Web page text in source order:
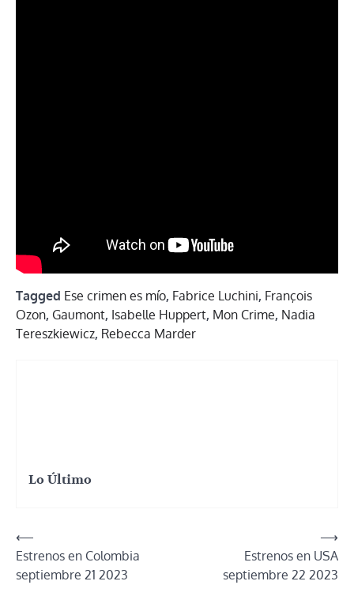
Tagged Ese crimen es mío, Fabrice Luchini, François
Ozon, Gaumont, Isabelle Huppert, Mon Crime, Nadia
Tereszkiewicz, Rebecca Marder
Lo Último
Navegación
de
entradas
⟵
Estrenos en Colombia
septiembre 21 2023
Estrenos en USA
septiembre 22 2023
⟶